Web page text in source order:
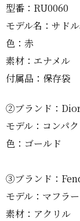
型番：RU0060
モデル名：サド
色：赤
素材：エナメル
付属品：保存袋
②ブランド：
モデル：コンパ
色：ゴールド
③ブランド：
モデル：マフラー
素材：アクリル